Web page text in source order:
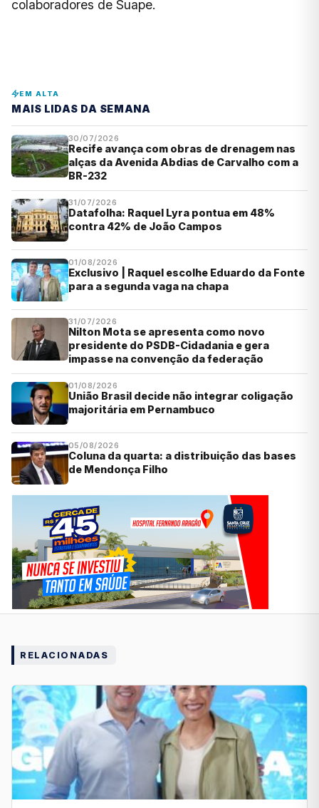
colaboradores de Suape.
EM ALTA
MAIS LIDAS DA SEMANA
30/07/2026
Recife avança com obras de drenagem nas
alças da Avenida Abdias de Carvalho com a
BR-232
31/07/2026
Datafolha: Raquel Lyra pontua em 48%
contra 42% de João Campos
01/08/2026
Exclusivo | Raquel escolhe Eduardo da Fonte
para a segunda vaga na chapa
31/07/2026
Nilton Mota se apresenta como novo
presidente do PSDB-Cidadania e gera
impasse na convenção da federação
01/08/2026
União Brasil decide não integrar coligação
majoritária em Pernambuco
05/08/2026
Coluna da quarta: a distribuição das bases
de Mendonça Filho
RELACIONADAS